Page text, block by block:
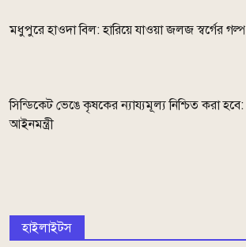
মধুপুরে হাওদা বিল: হারিয়ে যাওয়া জলজ স্বর্গের গল্প
সিন্ডিকেট ভেঙে কৃষকের ন্যায্যমূল্য নিশ্চিত করা হবে:
আইনমন্ত্রী
হাইলাইটস